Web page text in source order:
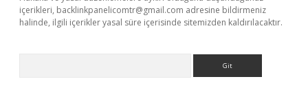
içerikleri, backlinkpanelicomtr@gmail.com adresine bildirmeniz
halinde, ilgili içerikler yasal süre içerisinde sitemizden kaldırılacaktır.